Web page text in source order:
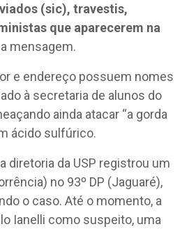
(sic), travestis,
que aparecerem na
mensagem.
e endereço possuem nomes
à secretaria de alunos do
ainda atacar “a gorda
ácido sulfúrico.
diretoria da USP registrou um
no 93º DP (Jaguaré),
o caso. Até o momento, a
Ianelli como suspeito, uma